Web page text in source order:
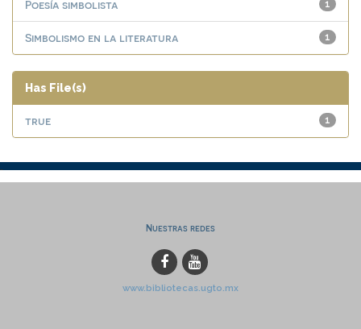
1
Poesía simbolista
1
Simbolismo en la literatura
Has File(s)
1
true
Nuestras redes
www.bibliotecas.ugto.mx